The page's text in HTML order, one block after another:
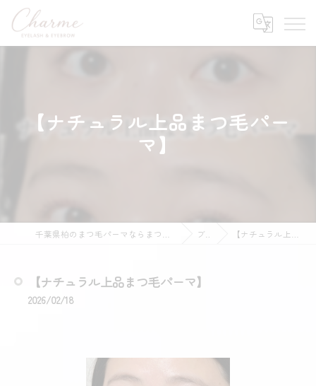
【ナチュラル上品まつ毛パー
マ】
ブログ 【ナチュラル上品まつ毛パーマ】
【ナチュラル上品まつ毛パーマ】
2026/02/18